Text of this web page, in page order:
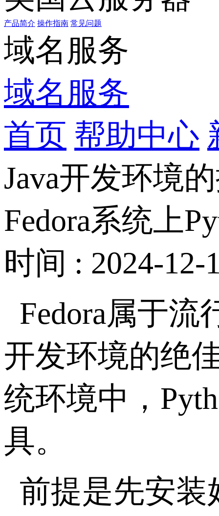
产品简介 操作指南 常见问题
域名服务
域名服务
首页 帮助中心
Java开发环境
Fedora系统上
时间 : 2024-12-
Fedora属于
开发环境的绝
统环境中，
具。
前提是先安装